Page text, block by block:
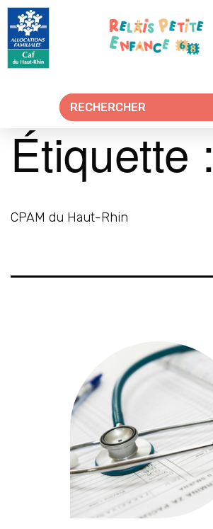
Relais
Étiquette :
CPAM du Haut-Rhin